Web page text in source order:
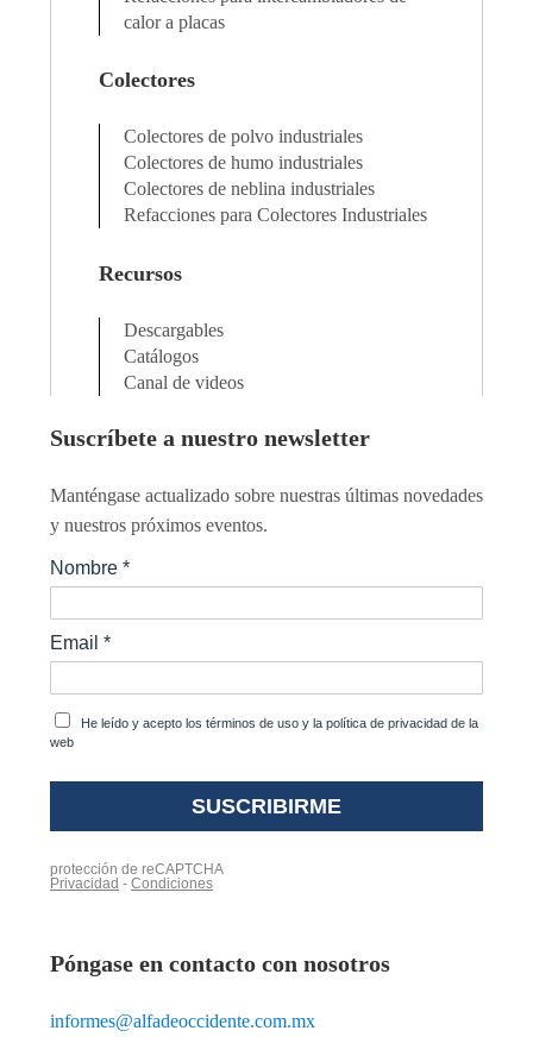
calor a placas
Colectores
Colectores de polvo industriales
Colectores de humo industriales
Colectores de neblina industriales
Refacciones para Colectores Industriales
Recursos
Descargables
Catálogos
Canal de videos
Suscríbete a nuestro newsletter
Manténgase actualizado sobre nuestras últimas novedades
y nuestros próximos eventos.
Póngase en contacto con nosotros
informes@alfadeoccidente.com.mx